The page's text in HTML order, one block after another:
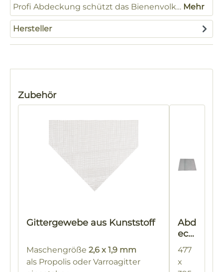
Profi Abdeckung schützt das Bienenvolk… Mehr
Hersteller
Produktgalerie überspringen
Zubehör
Gittergewebe aus Kunststoff
Maschengröße 2,6 x 1,9 mm
als Propolis oder Varroagitter
Abd
eck
gaz
e
Her
477
x